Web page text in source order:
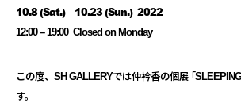
10.8 (Sat.) – 10.23 (Sun.) 2022
12:00 – 19:00 Closed on Monday
この度、SH GALLERYでは仲衿香の個展 ｢
す。